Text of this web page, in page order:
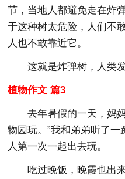
节，当地人都避免走在炸
于这种树太危险，人们不
人也不敢靠近它。
这就是炸弹树，人类
植物作文 篇3
去年暑假的一天，妈
物园玩。”我和弟弟听了
人第一次一起出去玩。
吃过晚饭，晚霞也出